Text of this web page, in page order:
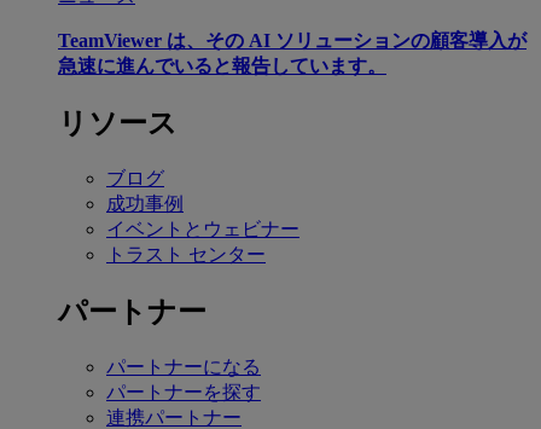
TeamViewer は、その AI ソリューションの顧客導入が
急速に進んでいると報告しています。
リソース
ブログ
成功事例
イベントとウェビナー
トラスト センター
パートナー
パートナーになる
パートナーを探す
連携パートナー